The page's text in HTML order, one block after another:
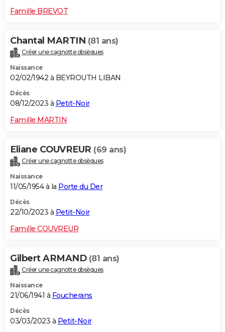
Famille BREVOT
Chantal MARTIN (81 ans)
Créer une cagnotte obsèques
Naissance
02/02/1942 à BEYROUTH LIBAN
Décès
08/12/2023 à Petit-Noir
Famille MARTIN
Eliane COUVREUR (69 ans)
Créer une cagnotte obsèques
Naissance
11/05/1954 à la Porte du Der
Décès
22/10/2023 à Petit-Noir
Famille COUVREUR
Gilbert ARMAND (81 ans)
Créer une cagnotte obsèques
Naissance
21/06/1941 à Foucherans
Décès
03/03/2023 à Petit-Noir